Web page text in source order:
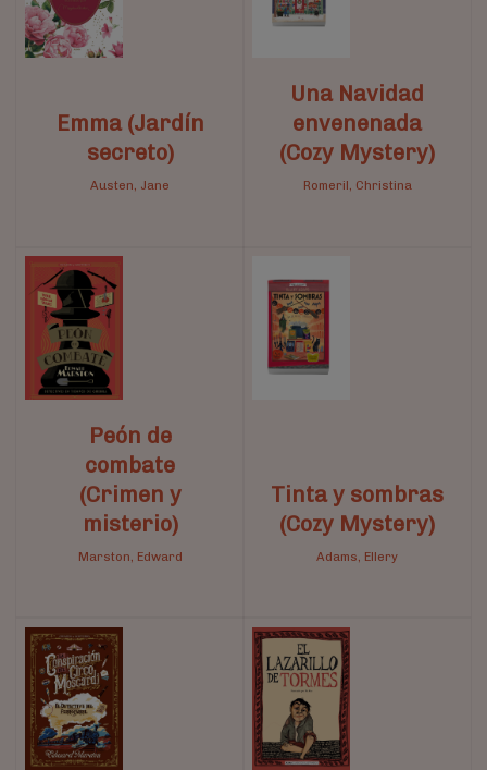
Emma (Jardín
secreto)
Austen, Jane
Una Navidad
envenenada
(Cozy Mystery)
Romeril, Christina
Peón de
combate
(Crimen y
misterio)
Marston, Edward
Tinta y sombras
(Cozy Mystery)
Adams, Ellery